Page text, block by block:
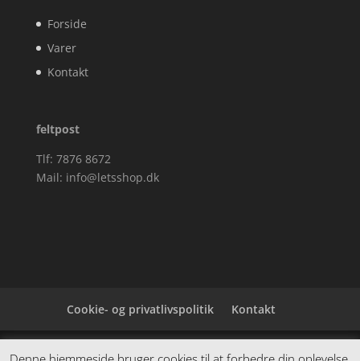
Forside
Varer
Kontakt
feltpost
Tlf: 7876 8672
Mail: info@letsshop.dk
Cookie- og privatlivspolitik Kontakt
Denne hjemmeside samler et bredt udvalg af